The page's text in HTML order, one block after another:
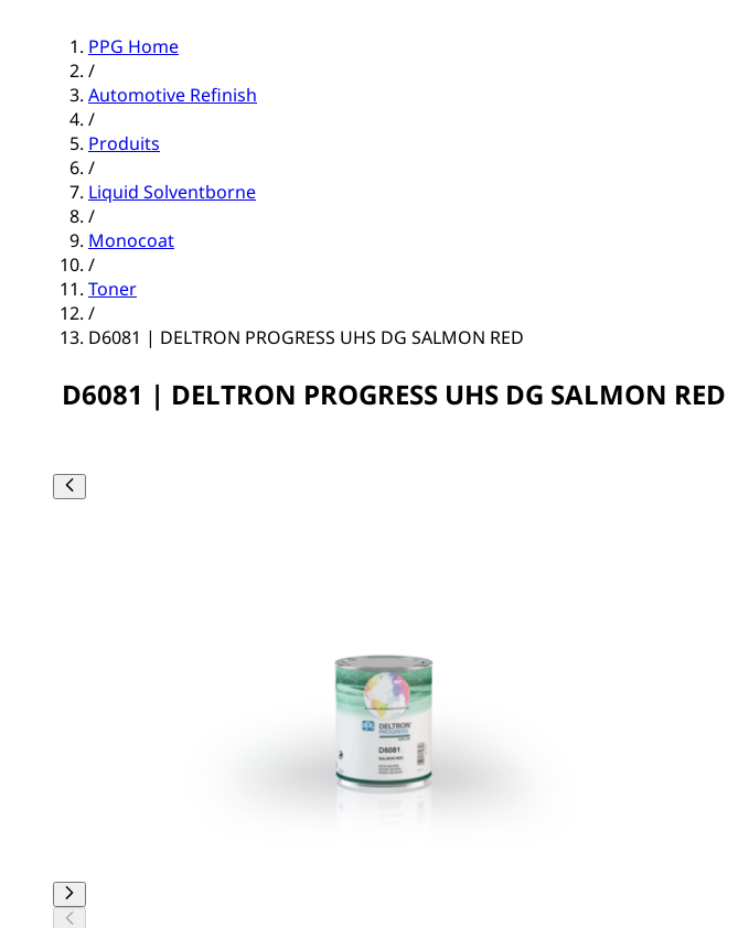
PPG Home
/
Automotive Refinish
/
Produits
/
Liquid Solventborne
/
Monocoat
/
Toner
/
D6081 | DELTRON PROGRESS UHS DG SALMON RED
D6081 | DELTRON PROGRESS UHS DG SALMON RED